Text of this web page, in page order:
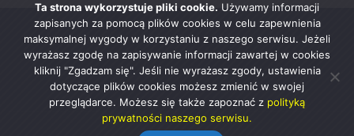
Ta strona wykorzystuje pliki cookie. Używamy informacji
zapisanych za pomocą plików cookies w celu zapewnienia
maksymalnej wygody w korzystaniu z naszego serwisu. Jeżeli
wyrażasz zgodę na zapisywanie informacji zawartej w cookies
kliknij "Zgadzam się". Jeśli nie wyrażasz zgody, ustawienia
dotyczące plików cookies możesz zmienić w swojej
przeglądarce. Możesz się także zapoznać z polityką
prywatności naszego serwisu.